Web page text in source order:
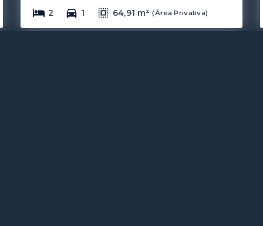
2 1 64,91 m² (Área Privativa)